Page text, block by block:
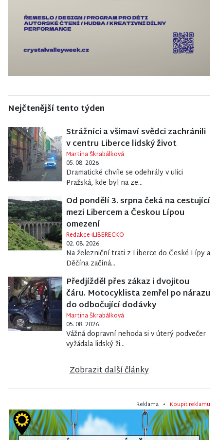
Nejčtenější tento týden
Strážníci a všímaví svědci zachránili
v centru Liberce lidský život
Martina Škrabálková
05. 08. 2026
Dramatické chvíle se odehrály v ulici
Pražská, kde byl na ze...
Od pondělí 3. srpna čeká na cestující
mezi Libercem a Českou Lípou
omezení
Redakce iLIBERECKO
02. 08. 2026
Na železniční trati z Liberce do České Lípy a
Děčína začíná...
Předjížděl přes zákaz i dvojitou
čáru. Motocyklista zemřel po nárazu
do odbočující dodávky
Martina Škrabálková
05. 08. 2026
Vážná dopravní nehoda si v úterý podvečer
vyžádala lidský ži...
Zobrazit další články
Reklama • Koupit reklamu